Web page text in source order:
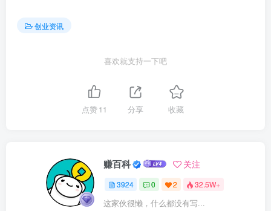
创业资讯
喜欢就支持一下吧
点赞11 分享 收藏
赚百科 关注
3924 0 2 32.5W+
这家伙很懒，什么都没有写...